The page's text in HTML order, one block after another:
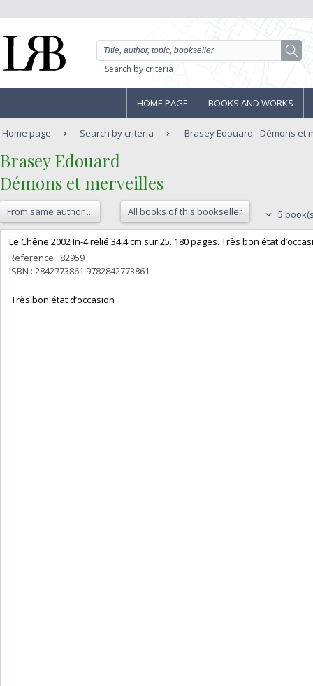
Search by criteria
HOME PAGE BOOKS AND WORKS
Home page Search by criteria Brasey Edouard - Démons et
‎Brasey Edouard‎
‎Démons et merveilles‎
From same author ... All books of this bookseller 5
‎Le Chêne 2002 In-4 relié 34,4 cm sur 25. 180 pages. Très bon état
Reference : 82959
ISBN : 2842773861 9782842773861
‎ Très bon état d’occasion ‎